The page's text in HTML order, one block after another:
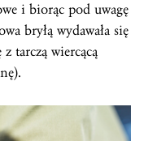
i biorąc pod uwagę
bryłą wydawała się
tarczą wiercącą